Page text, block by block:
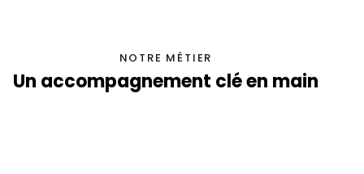
NOTRE MÉTIER
Un accompagnement clé en main